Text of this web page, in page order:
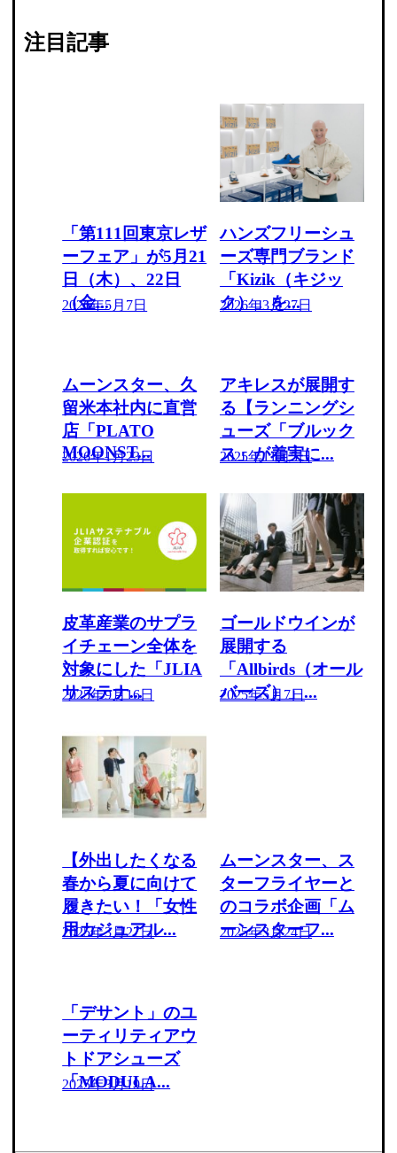
注目記事
「第111回東京レザ
ーフェア」が5月21
日（木）、22日
（金...
2026年5月7日
ハンズフリーシュ
ーズ専門ブランド
「Kizik（キジッ
ク）」を...
2026年3月27日
ムーンスター、久
留米本社内に直営
店「PLATO
MOONST...
2026年1月23日
アキレスが展開す
る【ランニングシ
ューズ「ブルック
ス」が着実に...
2025年11月5日
皮革産業のサプラ
イチェーン全体を
対象にした「JLIA
サステナ...
2025年9月16日
ゴールドウインが
展開する
「Allbirds（オール
バーズ）」...
2025年5月7日
【外出したくなる
春から夏に向けて
履きたい！「女性
用カジュアル...
2025年3月27日
ムーンスター、ス
ターフライヤーと
のコラボ企画「ム
ーンスターフ...
2025年3月24日
「デサント」のユ
ーティリティアウ
トドアシューズ
「MODULA...
2025年3月19日